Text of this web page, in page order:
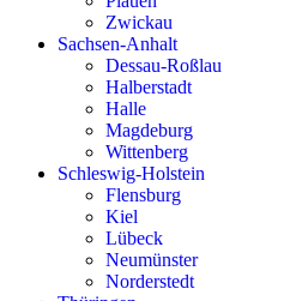
Zwickau
Sachsen-Anhalt
Dessau-Roßlau
Halberstadt
Halle
Magdeburg
Wittenberg
Schleswig-Holstein
Flensburg
Kiel
Lübeck
Neumünster
Norderstedt